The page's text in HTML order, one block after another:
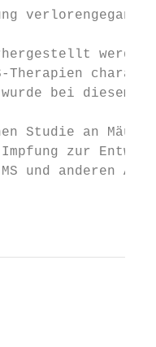
Therapien
bei diesem
Studie an
zur
MS und